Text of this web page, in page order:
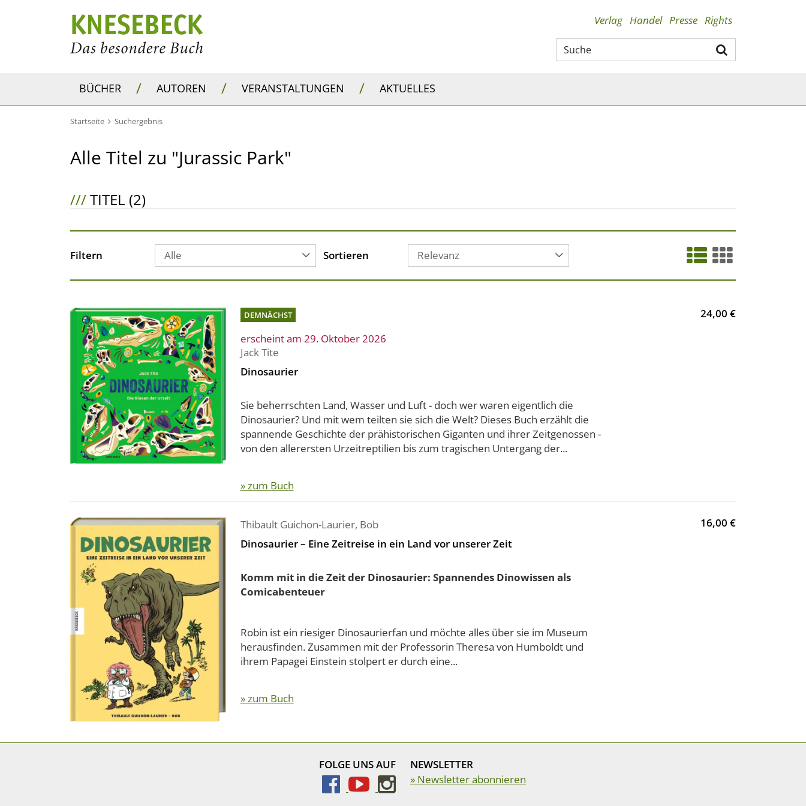
Verlag Handel Presse Rights
BÜCHER / AUTOREN / VERANSTALTUNGEN / AKTUELLES
Startseite Suchergebnis
Alle Titel zu "Jurassic Park"
///TITEL (2)
Filtern Alle Sortieren Relevanz
DEMNÄCHST
erscheint am 29. Oktober 2026
Jack Tite
Dinosaurier
Sie beherrschten Land, Wasser und Luft - doch wer waren eigentlich die
Dinosaurier? Und mit wem teilten sie sich die Welt? Dieses Buch erzählt die
spannende Geschichte der prähistorischen Giganten und ihrer Zeitgenossen -
von den allerersten Urzeitreptilien bis zum tragischen Untergang der...
» zum Buch
24,00 €
Thibault Guichon-Laurier, Bob
Dinosaurier – Eine Zeitreise in ein Land vor unserer Zeit
Komm mit in die Zeit der Dinosaurier: Spannendes Dinowissen als
Comicabenteuer
Robin ist ein riesiger Dinosaurierfan und möchte alles über sie im Museum
herausfinden. Zusammen mit der Professorin Theresa von Humboldt und
ihrem Papagei Einstein stolpert er durch eine...
» zum Buch
16,00 €
FOLGE UNS AUF
NEWSLETTER
» Newsletter abonnieren